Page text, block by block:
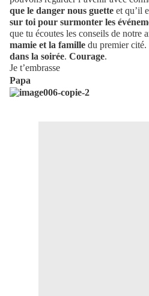
que le danger nous guette et qu’il
sur toi pour surmonter les
que tu écoutes les conseils de notre
mamie et la famille du premier cité.
dans la soirée. Courage.
Je t’embrasse
Papa